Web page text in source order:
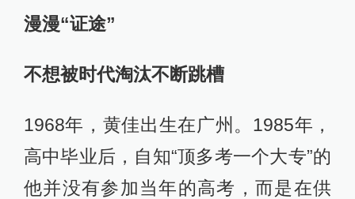
漫漫“证途”
不想被时代淘汰不断跳槽
1968年，黄佳出生在广州。1985年，
高中毕业后，自知“顶多考一个大专”的
他并没有参加当年的高考，而是在供